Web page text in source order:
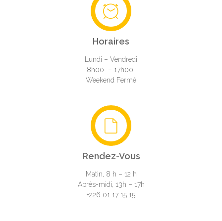
Horaires
Lundi – Vendredi
8h00 – 17h00
Weekend Fermé
Rendez-Vous
Matin, 8 h – 12 h
Après-midi, 13h – 17h
+226 01 17 15 15